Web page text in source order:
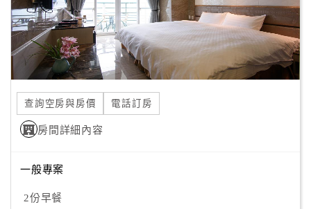
線
上
客
服
紅
利
查
訂
查詢空房與房價 電話訂房
房間詳細內容
一般專案
2份早餐